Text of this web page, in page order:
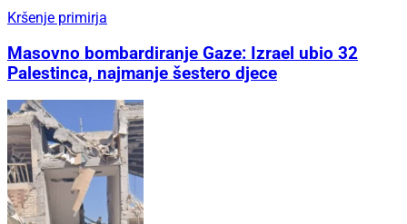
Kršenje primirja
Masovno bombardiranje Gaze: Izrael ubio 32
Palestinca, najmanje šestero djece